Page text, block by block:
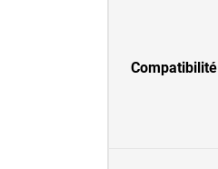
Compatibilité